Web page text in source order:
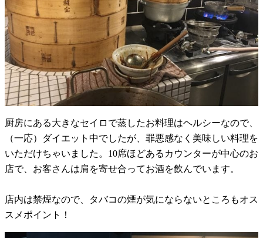
厨房にある大きなセイロで蒸したお料理はヘルシーなので、
（一応）ダイエット中でしたが、罪悪感なく美味しい料理を
いただけちゃいました。10席ほどあるカウンターが中心のお
店で、お客さんは肩を寄せ合ってお酒を飲んでいます。
店内は禁煙なので、タバコの煙が気にならないところもオス
スメポイント！